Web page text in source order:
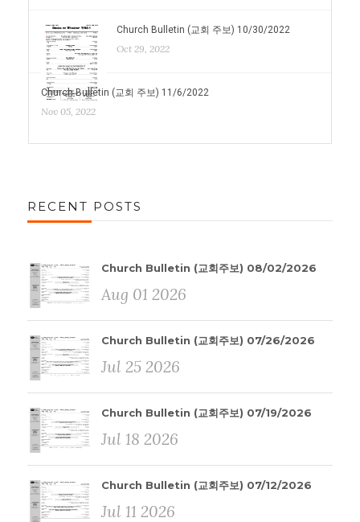
Church Bulletin (교회 주보) 10/30/2022
Oct 29, 2022
Church Bulletin (교회 주보) 11/6/2022
Nov 05, 2022
RECENT POSTS
Church Bulletin (교회주보) 08/02/2026
Aug 01 2026
Church Bulletin (교회주보) 07/26/2026
Jul 25 2026
Church Bulletin (교회주보) 07/19/2026
Jul 18 2026
Church Bulletin (교회주보) 07/12/2026
Jul 11 2026